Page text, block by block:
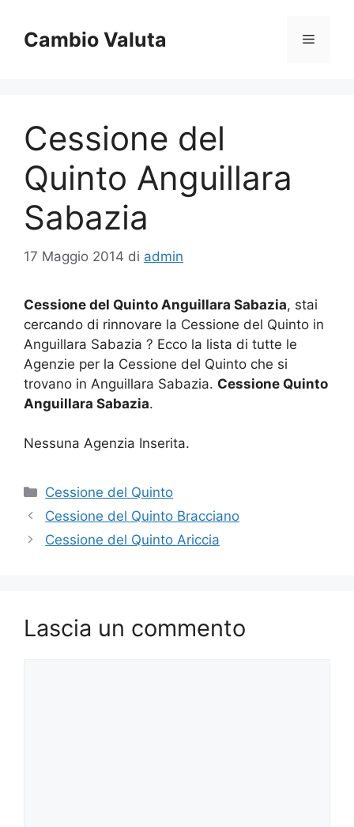
contenuto
Cambio Valuta Menu
Cessione del
Quinto Anguillara
Sabazia
17 Maggio 2014 di admin
Cessione del Quinto Anguillara Sabazia, stai
cercando di rinnovare la Cessione del Quinto in
Anguillara Sabazia ? Ecco la lista di tutte le
Agenzie per la Cessione del Quinto che si
trovano in Anguillara Sabazia. Cessione Quinto
Anguillara Sabazia.
Nessuna Agenzia Inserita.
Categorie
Cessione del Quinto
Cessione del Quinto Bracciano
Cessione del Quinto Ariccia
Lascia un commento